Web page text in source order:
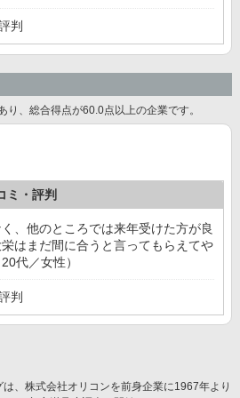
判
り、総合得点が60.0点以上の企業です。
ミ・評判
、他のところでは来年受けた方が良
はまだ間に合うと言ってもらえてや
代／女性）
判
、株式会社オリコンを前身企業に1967年より